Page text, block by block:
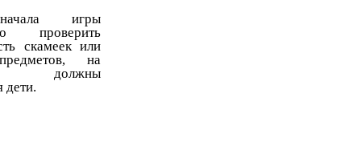
игры
проверить
скамеек или
на
должны
дети.